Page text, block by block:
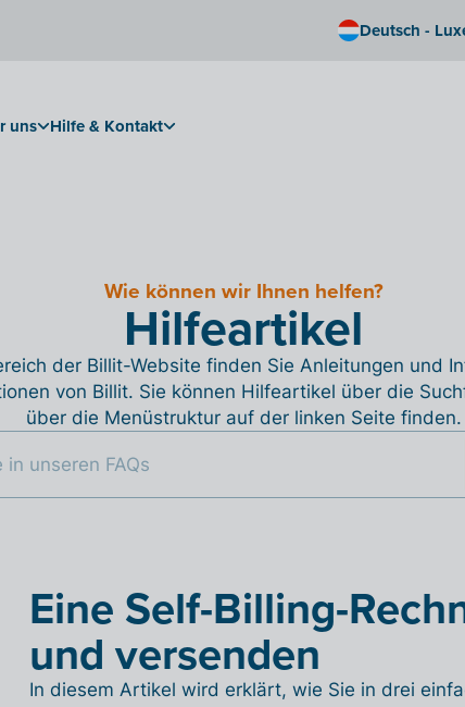
Deutsch -
uns Hilfe & Kontakt
Wie können wir Ihnen helfen?
Hilfeartikel
der Billit-Website finden Sie Anleitungen und
von Billit. Sie können Hilfeartikel über die
über die Menüstruktur auf der linken Seite finden.
Eine Self-Billing-
und versenden
In diesem Artikel wird erklärt, wie Sie in drei